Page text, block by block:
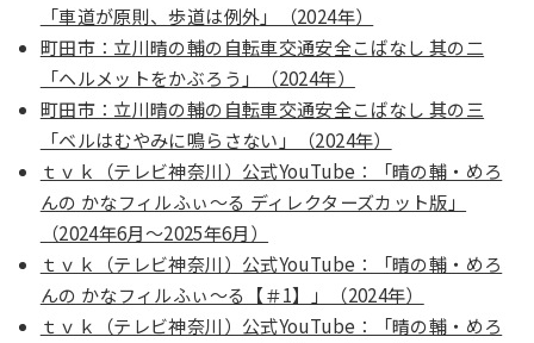
「車道が原則、歩道は例外」（2024年）
町田市：立川晴の輔の自転車交通安全こばなし 其の二
「ヘルメットをかぶろう」（2024年）
町田市：立川晴の輔の自転車交通安全こばなし 其の三
「ベルはむやみに鳴らさない」（2024年）
ｔｖｋ（テレビ神奈川）公式YouTube：「晴の輔・めろ
んの かなフィルふぃ～る ディレクターズカット版」
（2024年6月～2025年6月）
ｔｖｋ（テレビ神奈川）公式YouTube：「晴の輔・めろ
んの かなフィルふぃ～る【＃1】」（2024年）
ｔｖｋ（テレビ神奈川）公式YouTube：「晴の輔・めろ